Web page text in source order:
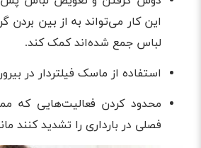
این کار می‌تواند به از بین بردن
لباس جمع شده‌اند کمک کند.
استفاده از ماسک فیلتردار در
محدود کردن فعالیت‌هایی
فصلی در بارداری را تشدید کنند